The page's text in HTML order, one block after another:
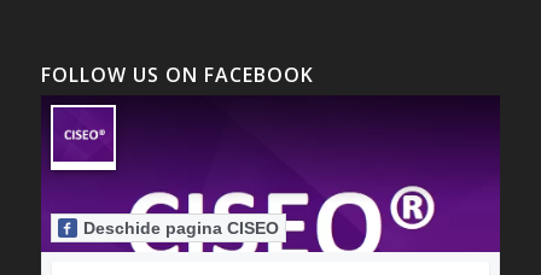
FOLLOW US ON FACEBOOK
Deschide pagina CISEO